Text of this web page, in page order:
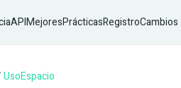
MejoresPrácticasRegistroCambios
UsoEspacio